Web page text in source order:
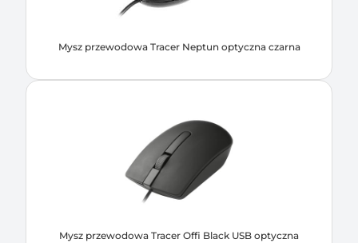
Mysz przewodowa Tracer Neptun optyczna czarna
Mysz przewodowa Tracer Offi Black USB optyczna